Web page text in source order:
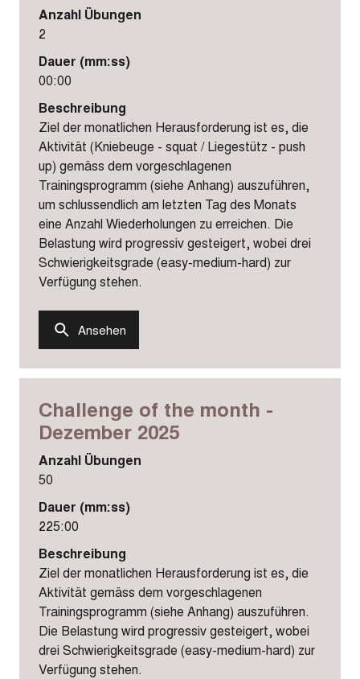
Anzahl Übungen
2
Dauer (mm:ss)
00:00
Beschreibung
Ziel der monatlichen Herausforderung ist es, die
Aktivität (Kniebeuge - squat / Liegestütz - push
up) gemäss dem vorgeschlagenen
Trainingsprogramm (siehe Anhang) auszuführen,
um schlussendlich am letzten Tag des Monats
eine Anzahl Wiederholungen zu erreichen. Die
Belastung wird progressiv gesteigert, wobei drei
Schwierigkeitsgrade (easy-medium-hard) zur
Verfügung stehen.
Ansehen
Challenge of the month -
Dezember 2025
Anzahl Übungen
50
Dauer (mm:ss)
225:00
Beschreibung
Ziel der monatlichen Herausforderung ist es, die
Aktivität gemäss dem vorgeschlagenen
Trainingsprogramm (siehe Anhang) auszuführen.
Die Belastung wird progressiv gesteigert, wobei
drei Schwierigkeitsgrade (easy-medium-hard) zur
Verfügung stehen.